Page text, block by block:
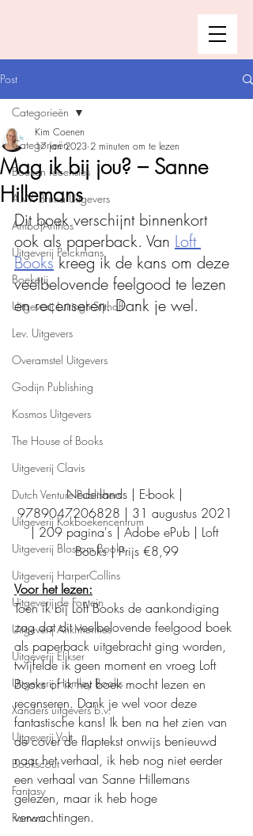
Post
Categorieën
Boeken recensies
A.W. Bruna Uitgevers
Ambo|Anthos
Uitgeverij Pelckmans
Boekerij
Uitgeverij Luitingh-Sijthoff
Lev. Uitgevers
Overamstel Uitgevers
Godijn Publishing
Kosmos Uitgevers
The House of Books
Uitgeverij Clavis
Dutch Venture Publishers
Uitgeverij Kokboekencentrum
Uitgeverij Blossom Books
Uitgeverij HarperCollins
Uitgeverij de Fontein
Uitgeverij Ankhhermes
Uitgeverij Elikser
Uitgeverij Hamley Books
Xanders uitgevers b.v.
Uitgeverij Volt
Bookscout
Fantasy
Roman
Categorieën
Mag ik bij jou? – Sanne
Hillemans
Kim Coenen
17 jan 2023 2 minuten om te lezen
Dit boek verschijnt binnenkort
ook als paperback. Van Loft
Books kreeg ik de kans om deze
veelbelovende feelgood te lezen
en recenseren. Dank je wel.
Nederlands | E-book |
9789047206828 | 31 augustus 2021
| 209 pagina's | Adobe ePub | Loft
Books | Prijs €8,99
Voor het lezen:
Toen ik bij Loft Books de aankondiging
zag dat dit veelbelovende feelgood boek
als paperback uitgebracht ging worden,
twijfelde ik geen moment en vroeg Loft
Books of ik het boek mocht lezen en
recenseren. Dank je wel voor deze
fantastische kans! Ik ben na het zien van
de cover de flaptekst onwijs benieuwd
naar het verhaal, ik heb nog niet eerder
een verhaal van Sanne Hillemans
gelezen, maar ik heb hoge
verwachtingen.